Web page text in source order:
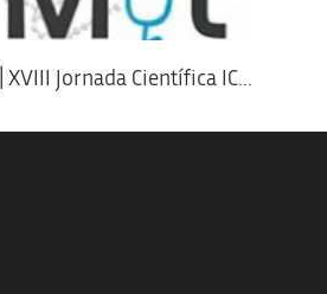
| XVIII Jornada Científica IC...